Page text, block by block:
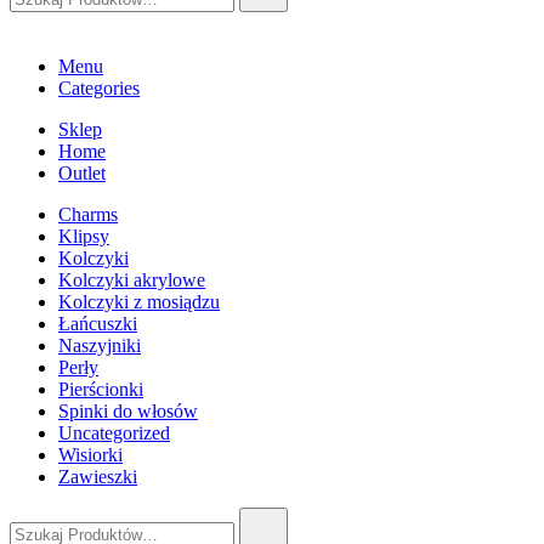
Menu
Categories
Sklep
Home
Outlet
Charms
Klipsy
Kolczyki
Kolczyki akrylowe
Kolczyki z mosiądzu
Łańcuszki
Naszyjniki
Perły
Pierścionki
Spinki do włosów
Uncategorized
Wisiorki
Zawieszki